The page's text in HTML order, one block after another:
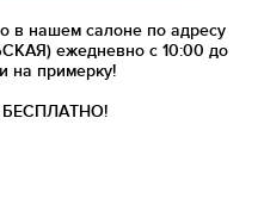
в нашем салоне по адресу
ежедневно с 10:00 до
на примерку!
БЕСПЛАТНО!